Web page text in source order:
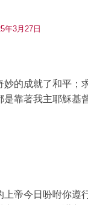
年3月27日
妙的成就了和平
是靠著我主耶穌基
上帝今日吩咐你